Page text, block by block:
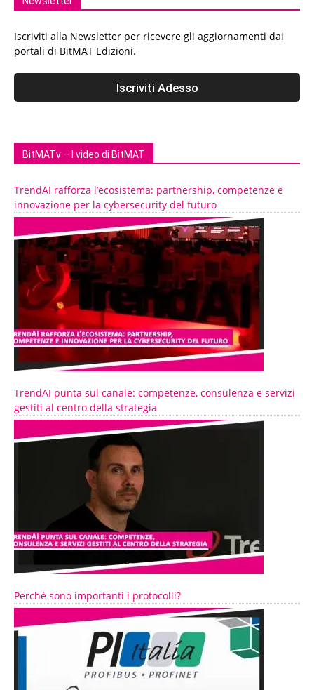
Iscriviti alla Newsletter per ricevere gli aggiornamenti dai
portali di BitMAT Edizioni.
BitMATv – I video di BitMAT
TrendAI rafforza l’ecosistema: partnership, competenze e
innovazione per la cybersecurity del futuro
TrendAI punta sul canale: competenze, consulenza e servizi
gestiti al centro della strategia
Perché sono importanti i protocolli?